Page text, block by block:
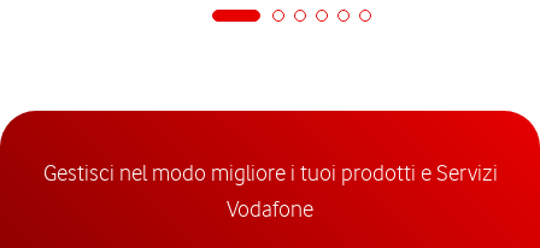
Gestisci nel modo migliore i tuoi prodotti e Servizi
Vodafone